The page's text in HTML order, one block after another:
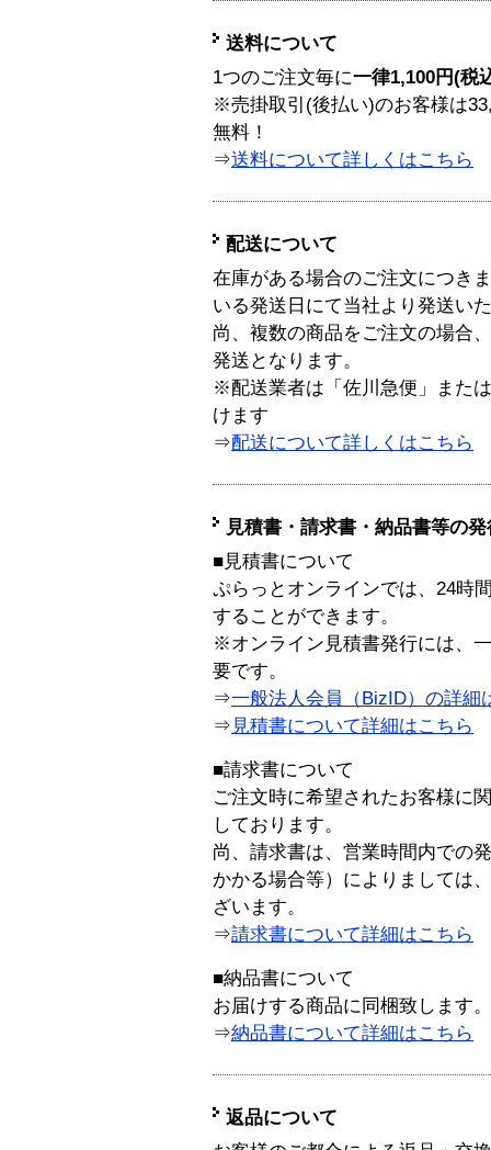
送料について
1つのご注文毎に一律1,100円(税
※売掛取引(後払い)のお客様は
無料！
⇒送料について詳しくはこちら
配送について
在庫がある場合のご注文につき
いる発送日にて当社より発送い
尚、複数の商品をご注文の場合
発送となります。
※配送業者は「佐川急便」また
けます
⇒配送について詳しくはこちら
見積書・請求書・納品書等の
■見積書について
ぷらっとオンラインでは、24時
することができます。
※オンライン見積書発行には、
要です。
⇒一般法人会員（BizID）の詳細
⇒ 見積書について詳細はこちら
■請求書について
ご注文時に希望されたお客様に
しております。
尚、請求書は、営業時間内での
かかる場合等）によりましては
ざいます。
⇒請求書について詳細はこちら
■納品書について
お届けする商品に同梱致します。
⇒納品書について詳細はこちら
返品について